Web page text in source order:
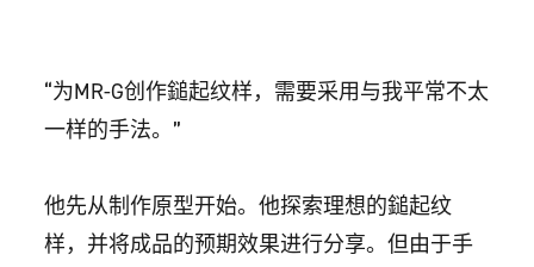
“为MR-G创作鎚起纹样，需要采用与我平常不太
一样的手法。”
他先从制作原型开始。他探索理想的鎚起纹
样，并将成品的预期效果进行分享。但由于手